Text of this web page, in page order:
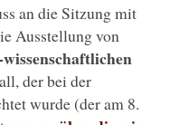
an die Sitzung mit
Ausstellung von
der bei der
wurde (der am 8.